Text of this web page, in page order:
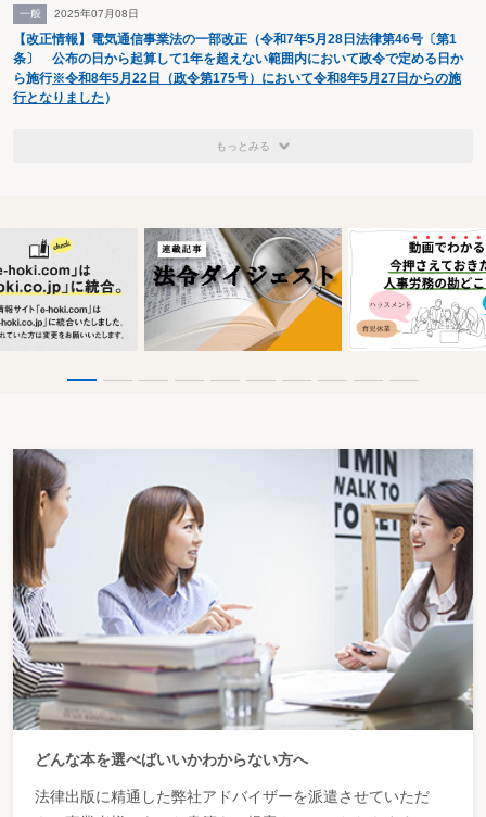
一般 2025年07月08日
【改正情報】電気通信事業法の一部改正（令和7年5月28日法律第46号〔第1
条〕 公布の日から起算して1年を超えない範囲内において政令で定める日か
ら施行※令和8年5月22日（政令第175号）において令和8年5月27日からの施
行となりました ）
もっとみる
どんな本を選べばいいかわからない方へ
法律出版に精通した弊社アドバイザーを派遣させていただ